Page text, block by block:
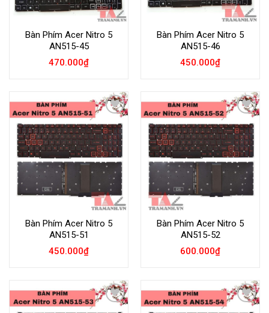
Bàn Phím Acer Nitro 5
AN515-45
470.000₫
Bàn Phím Acer Nitro 5
AN515-46
450.000₫
Add to
Wishlist
Bàn Phím Acer Nitro 5
AN515-51
450.000₫
Add to
Wishlist
Bàn Phím Acer Nitro 5
AN515-52
600.000₫
Add to Add to